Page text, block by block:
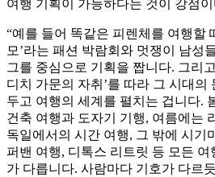
여행 기획이 가능하다는 것이 강점이
“예를 들어 똑같은 피렌체를 여행할
모’라는 패션 박람회와 멋쟁이 남성
그를 중심으로 기획을 짭니다. 그리
디치 가문의 자취’를 따라 그 시대의
두고 여행의 세계를 펼치는 겁니다.
건축 여행과 도자기 기행, 여름에는
독일에서의 시간 여행, 그 밖에 시기
퍼밴 여행, 디톡스 리트릿 등 모든
가 다릅니다. 사람마다 기호가 다르